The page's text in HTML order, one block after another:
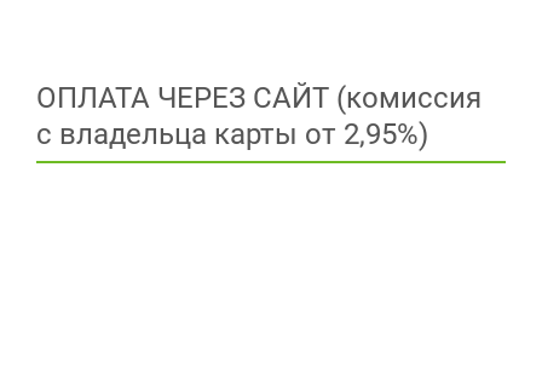
ОПЛАТА ЧЕРЕЗ САЙТ (комиссия
с владельца карты от 2,95%)